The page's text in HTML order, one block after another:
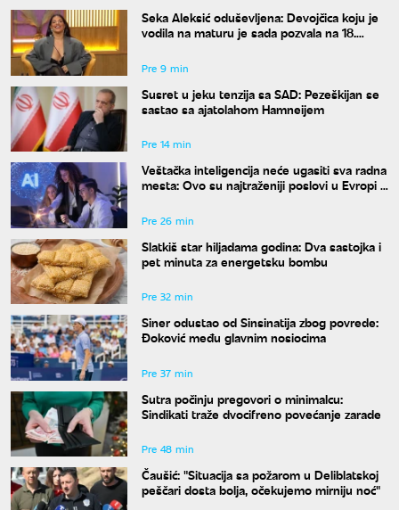
Seka Aleksić oduševljena: Devojčica koju je
vodila na maturu je sada pozvala na 18.
Pre 9 min
Susret u jeku tenzija sa SAD: Pezeškijan se
sastao sa ajatolahom Hamneijem
Pre 14 min
Veštačka inteligencija neće ugasiti sva radna
mesta: Ovo su najtraženiji poslovi u Evropi u
Pre 26 min
Slatkiš star hiljadama godina: Dva sastojka i
pet minuta za energetsku bombu
Pre 32 min
Siner odustao od Sinsinatija zbog povrede:
Đoković među glavnim nosiocima
Pre 37 min
Sutra počinju pregovori o minimalcu:
Sindikati traže dvocifreno povećanje zarade
Pre 48 min
Čaušić: "Situacija sa požarom u Deliblatskoj
peščari dosta bolja, očekujemo mirniju noć"